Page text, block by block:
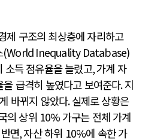
제 구조의 최상층에 자리하고
(World Inequality Database)
소득 점유율을 늘렸고,가계 자
을 급격히 높였다고 보여준다.지
바뀌지 않았다.실제로 상황은
의 상위 10%가구는 전체 가계
면,자산 하위 10%에 속한 가